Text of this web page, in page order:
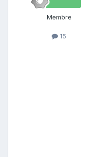
Membre
15